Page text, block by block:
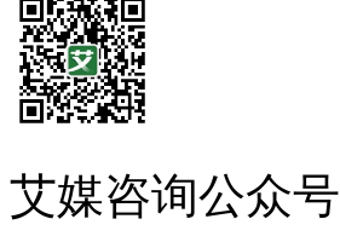
艾媒咨询公众号